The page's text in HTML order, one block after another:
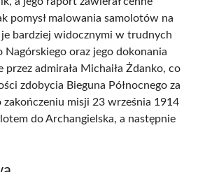
pomysł malowania samolotów na
bardziej widocznymi w trudnych
oraz jego dokonania
przez admirała Michaiła Żdanko, co
zdobycia Bieguna Północnego za
zakończeniu misji 23 września 1914
do Archangielska, a następnie